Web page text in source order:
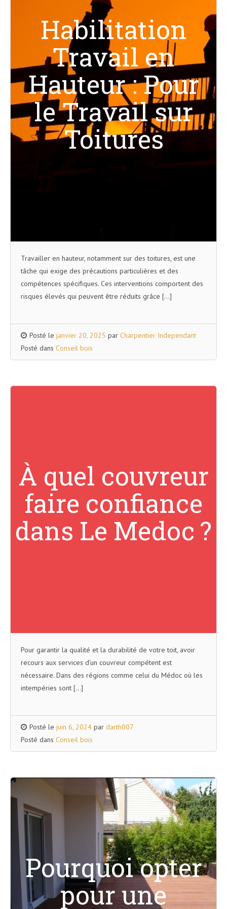
Habilitation
Travail en
Hauteur : Pour
le Travail sur
Toitures
Travailler en hauteur, notamment sur des toitures, est une
tâche qui exige des précautions particulières et des
compétences spécifiques. Ces interventions comportent des
risques élevés qui peuvent être réduits grâce […]
Posté le janvier 20, 2025 par Charpentier Independant
Posté dans Conseil bois
À quel couvreur
faire confiance
dans Le Medoc ?
Pour garantir la qualité et la durabilité de votre toit, avoir
recours aux services d’un couvreur compétent est
nécessaire. Dans des régions comme celui du Médoc où les
intempéries sont […]
Posté le juin 6, 2024 par darth007
Posté dans Conseil bois
Pourquoi opter
pour une